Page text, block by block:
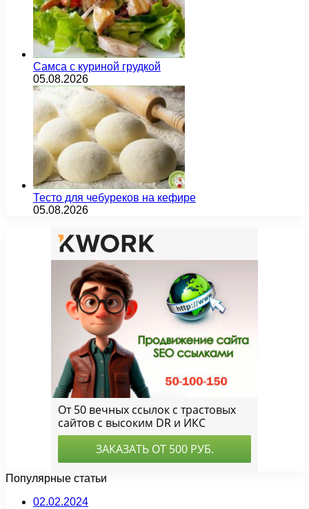
Самса с куриной грудкой
05.08.2026
Тесто для чебуреков на кефире
05.08.2026
Популярные статьи
02.02.2024